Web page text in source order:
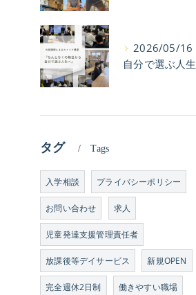
2026/05/16
自分で選ぶ人生
タグ Tags
入学相談 プライバシーポリシー
お問い合わせ 求人
児童発達支援管理責任者
放課後等デイサービス 新規OPEN
完全週休2日制 働きやすい職場